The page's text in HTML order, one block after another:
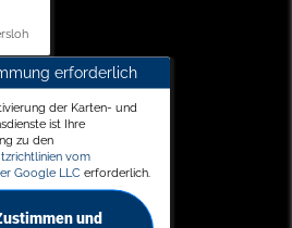
erforderlich
der Karten- und
ist Ihre
zu den
vom
Google LLC erforderlich.
und